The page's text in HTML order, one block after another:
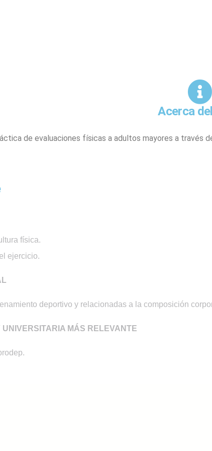
Acerca
de evaluaciones físicas a adultos mayores a través
física.
ejercicio.
deportivo y relacionadas a la composición
MÁS RELEVANTE